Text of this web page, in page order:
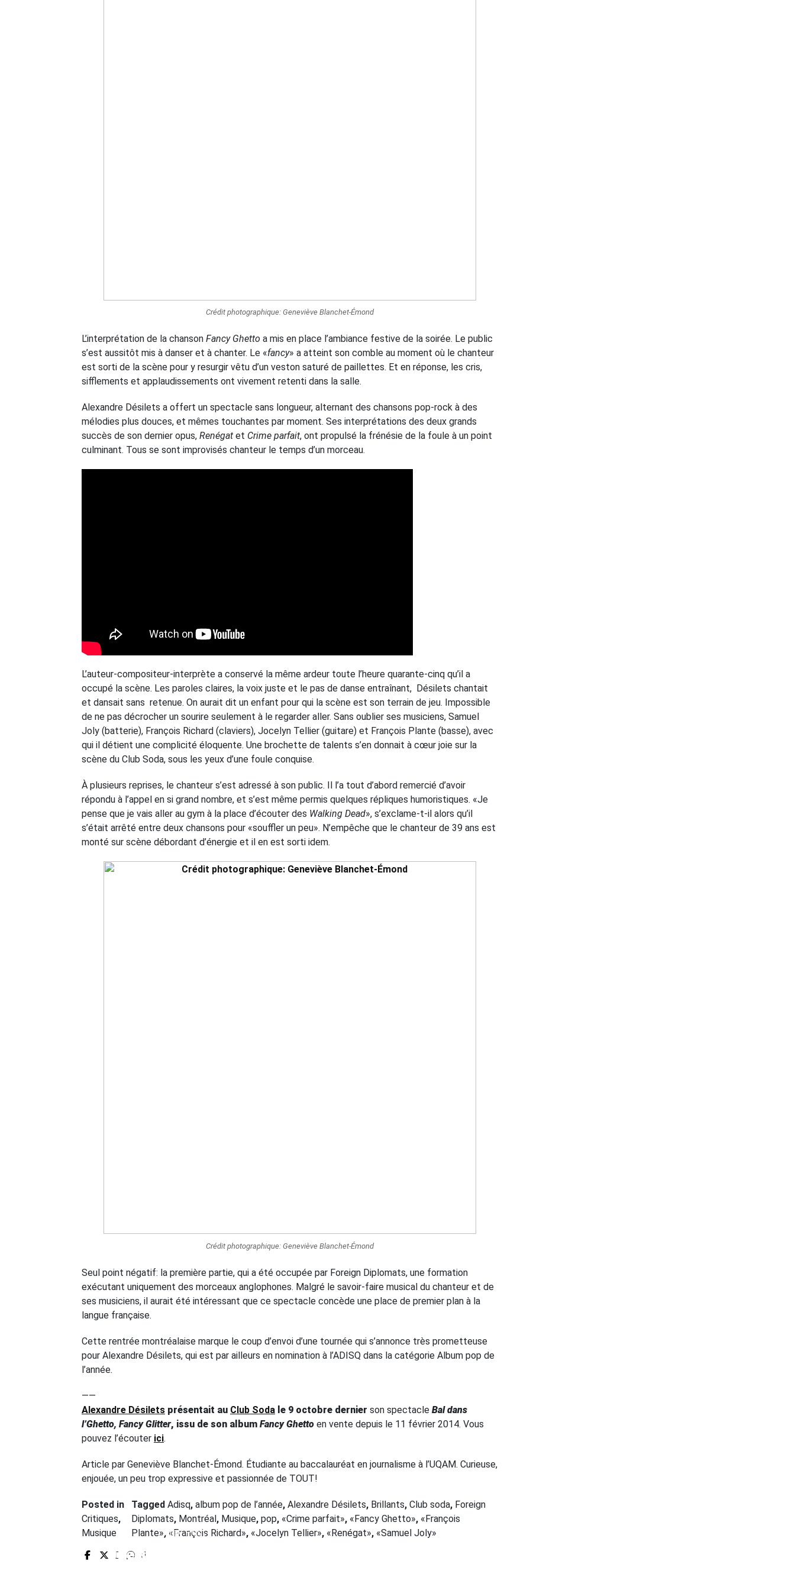
Crédit photographique: Geneviève Blanchet-Émond
L’interprétation de la chanson Fancy Ghetto a mis en place l’ambiance festive de la soirée. Le public
s’est aussitôt mis à danser et à chanter. Le «fancy» a atteint son comble au moment où le chanteur
est sorti de la scène pour y resurgir vêtu d’un veston saturé de paillettes. Et en réponse, les cris,
sifflements et applaudissements ont vivement retenti dans la salle.
Alexandre Désilets a offert un spectacle sans longueur, alternant des chansons pop-rock à des
mélodies plus douces, et mêmes touchantes par moment. Ses interprétations des deux grands
succès de son dernier opus, Renégat et Crime parfait, ont propulsé la frénésie de la foule à un point
culminant. Tous se sont improvisés chanteur le temps d’un morceau.
L’auteur-compositeur-interprète a conservé la même ardeur toute l’heure quarante-cinq qu’il a
occupé la scène. Les paroles claires, la voix juste et le pas de danse entraînant, Désilets chantait
et dansait sans retenue. On aurait dit un enfant pour qui la scène est son terrain de jeu. Impossible
de ne pas décrocher un sourire seulement à le regarder aller. Sans oublier ses musiciens, Samuel
Joly (batterie), François Richard (claviers), Jocelyn Tellier (guitare) et François Plante (basse), avec
qui il détient une complicité éloquente. Une brochette de talents s’en donnait à cœur joie sur la
scène du Club Soda, sous les yeux d’une foule conquise.
À plusieurs reprises, le chanteur s’est adressé à son public. Il l’a tout d’abord remercié d’avoir
répondu à l’appel en si grand nombre, et s’est même permis quelques répliques humoristiques. «Je
pense que je vais aller au gym à la place d’écouter des Walking Dead», s’exclame-t-il alors qu’il
s’était arrêté entre deux chansons pour «souffler un peu». N’empêche que le chanteur de 39 ans est
monté sur scène débordant d’énergie et il en est sorti idem.
Crédit photographique: Geneviève Blanchet-Émond
Seul point négatif: la première partie, qui a été occupée par Foreign Diplomats, une formation
exécutant uniquement des morceaux anglophones. Malgré le savoir-faire musical du chanteur et de
ses musiciens, il aurait été intéressant que ce spectacle concède une place de premier plan à la
langue française.
Cette rentrée montréalaise marque le coup d’envoi d’une tournée qui s’annonce très prometteuse
pour Alexandre Désilets, qui est par ailleurs en nomination à l’ADISQ dans la catégorie Album pop de
l’année.
——
Alexandre Désilets présentait au Club Soda le 9 octobre dernier son spectacle Bal dans
l’Ghetto, Fancy Glitter, issu de son album Fancy Ghetto en vente depuis le 11 février 2014. Vous
pouvez l’écouter ici.
Article par Geneviève Blanchet-Émond. Étudiante au baccalauréat en journalisme à l’UQAM. Curieuse,
enjouée, un peu trop expressive et passionnée de TOUT!
Posted in
Critiques,
Musique
TaggedAdisq,album pop de l’année,Alexandre Désilets, Brillants,Club soda, Foreign
Diplomats, Montréal, Musique,pop, «Crime parfait», «Fancy Ghetto», «François
Plante», «François Richard», «Jocelyn Tellier», «Renégat», «Samuel Joly»
Prev Post
Une soupe Lipton sans